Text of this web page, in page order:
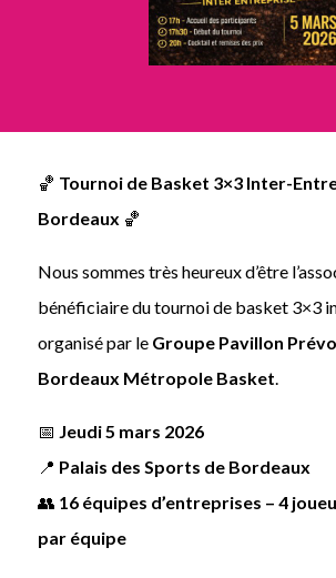
🏀 Tournoi de Basket 3×3 Inter-
Bordeaux 🏀
Nous sommes très heureux d’être
bénéficiaire du tournoi de basket 3×3
organisé par le Groupe Pavillon
Bordeaux Métropole Basket
📅 Jeudi 5 mars 2026
📍 Palais des Sports de Bordeaux
👥 16 équipes d’entreprises – 4
par équipe